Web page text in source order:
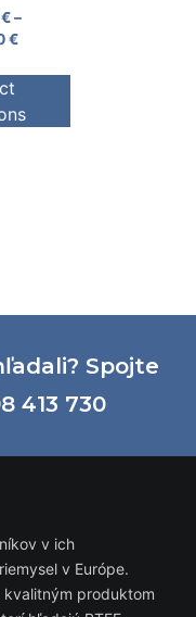
€–
€
Spojte
413 730
v ich
v Európe.
kvalitným produktom